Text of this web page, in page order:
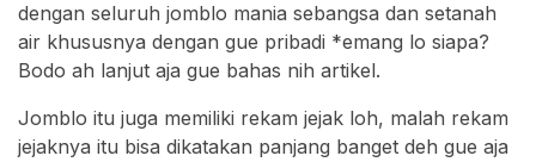
dengan seluruh jomblo mania sebangsa dan setanah
air khususnya dengan gue pribadi *emang lo siapa?
Bodo ah lanjut aja gue bahas nih artikel.
Jomblo itu juga memiliki rekam jejak loh, malah rekam
jejaknya itu bisa dikatakan panjang banget deh gue aja